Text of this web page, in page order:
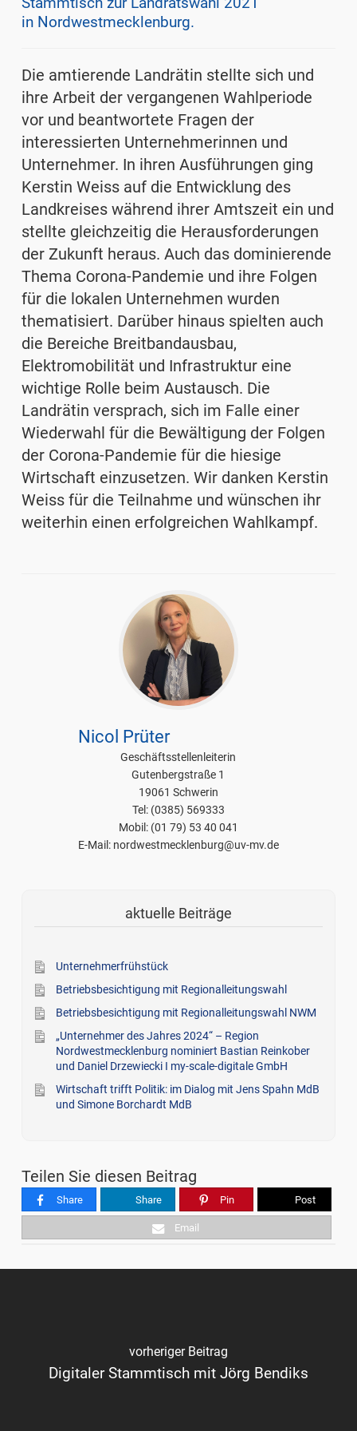
in Nordwestmecklenburg.
Die amtierende Landrätin stellte sich und
ihre Arbeit der vergangenen Wahlperiode
vor und beantwortete Fragen der
interessierten Unternehmerinnen und
Unternehmer. In ihren Ausführungen ging
Kerstin Weiss auf die Entwicklung des
Landkreises während ihrer Amtszeit ein und
stellte gleichzeitig die Herausforderungen
der Zukunft heraus. Auch das dominierende
Thema Corona-Pandemie und ihre Folgen
für die lokalen Unternehmen wurden
thematisiert. Darüber hinaus spielten auch
die Bereiche Breitbandausbau,
Elektromobilität und Infrastruktur eine
wichtige Rolle beim Austausch. Die
Landrätin versprach, sich im Falle einer
Wiederwahl für die Bewältigung der Folgen
der Corona-Pandemie für die hiesige
Wirtschaft einzusetzen. Wir danken Kerstin
Weiss für die Teilnahme und wünschen ihr
weiterhin einen erfolgreichen Wahlkampf.
Nicol Prüter
Geschäftsstellenleiterin
Gutenbergstraße 1
19061 Schwerin
Tel: (0385) 569333
Mobil: (01 79) 53 40 041
E-Mail: nordwestmecklenburg@uv-mv.de
aktuelle Beiträge
Unternehmerfrühstück
Betriebsbesichtigung mit Regionalleitungswahl
Betriebsbesichtigung mit Regionalleitungswahl NWM
„Unternehmer des Jahres 2024“ – Region
Nordwestmecklenburg nominiert Bastian Reinkober
und Daniel Drzewiecki I my-scale-digitale GmbH
Wirtschaft trifft Politik: im Dialog mit Jens Spahn MdB
und Simone Borchardt MdB
Teilen Sie diesen Beitrag
Share Share Pin Post
Email
vorheriger Beitrag
Digitaler Stammtisch mit Jörg Bendiks